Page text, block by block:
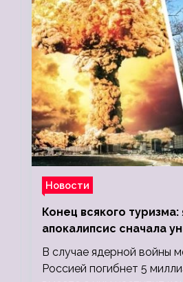
Новости
Конец всякого
апокалипсис сначала
миллионов, а потом 5
людей
В случае ядерной войны
Россией погибнет 5